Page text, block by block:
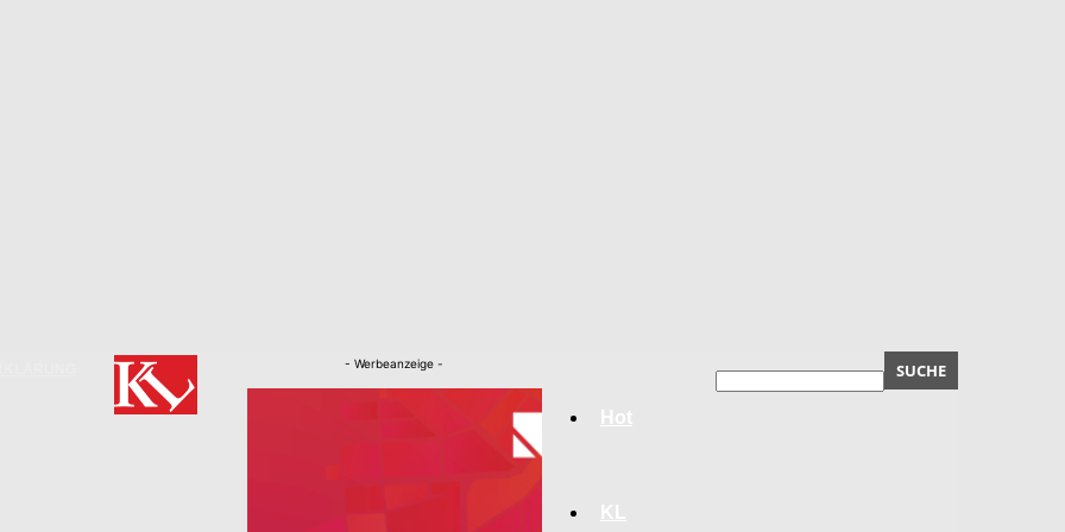
- Werbeanzeige -